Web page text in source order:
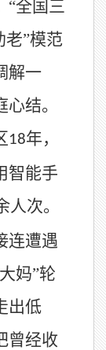
“全国三
老”模范
解一
结。
18年，
智能手
人次。
连遭遇
妈”轮
出低
曾经收